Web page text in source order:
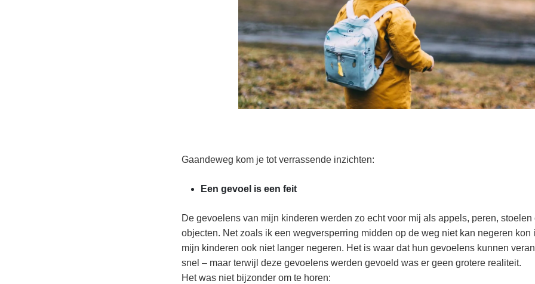
Gaandeweg kom je tot verrassende inzichten:
Een gevoel is een feit
De gevoelens van mijn kinderen werden zo echt voor mij als appels, peren, stoelen
objecten. Net zoals ik een wegversperring midden op de weg niet kan negeren kon
mijn kinderen ook niet langer negeren. Het is waar dat hun gevoelens kunnen
snel – maar terwijl deze gevoelens werden gevoeld was er geen grotere realiteit.
Het was niet bijzonder om te horen: